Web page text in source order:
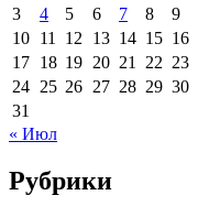
3
4 5 6 7 8
9
10 11 12 13 14 15 16
17 18 19 20 21 22 23
24 25 26 27 28 29 30
31
« Июл
Рубрики